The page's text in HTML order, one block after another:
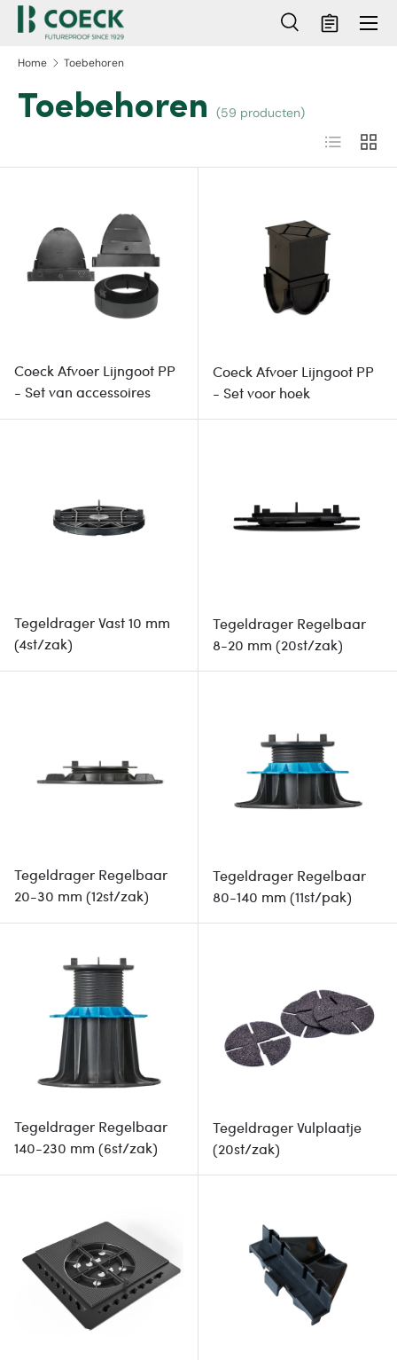
naar inhoud
Zoeken
ZoekenMandje
Menu
Home Toebehoren
Toebehoren (59 producten)
Lijst
Coeck Afvoer Lijngoot PP
- Set van accessoires
Coeck Afvoer Lijngoot PP
- Set voor hoek
Tegeldrager Vast 10 mm
(4st/zak)
Tegeldrager Regelbaar
8-20 mm (20st/zak)
Tegeldrager Regelbaar
20-30 mm (12st/zak)
Tegeldrager Regelbaar
80-140 mm (11st/pak)
Tegeldrager Regelbaar
140-230 mm (6st/zak)
Tegeldrager Vulplaatje
(20st/zak)